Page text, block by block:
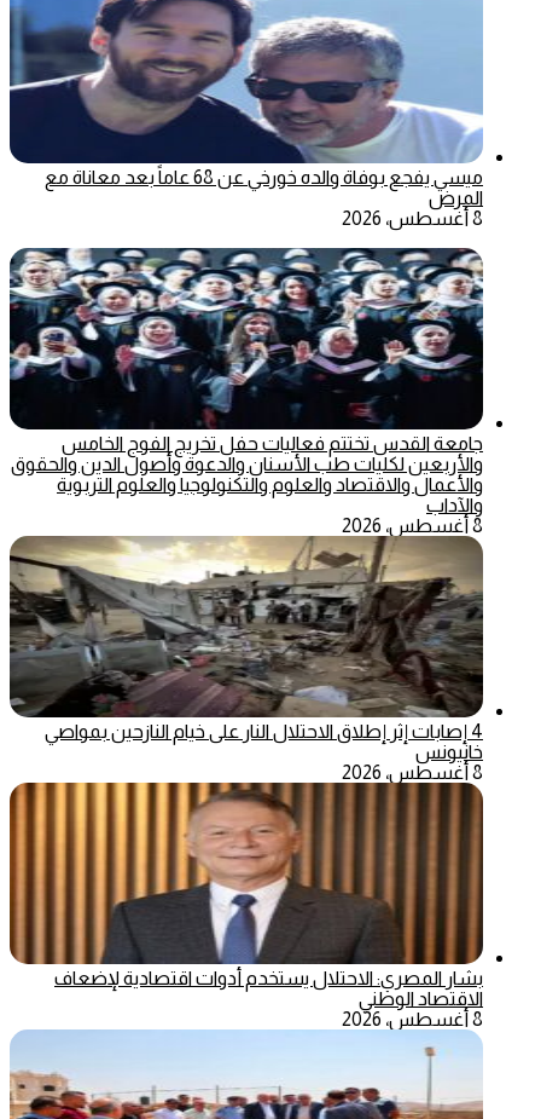
ميسي يفجع بوفاة والده خورخي عن 68 عاماً بعد معاناة مع
المرض
8 أغسطس، 2026
جامعة القدس تختتم فعاليات حفل تخريج الفوج الخامس
والأربعين لكليات طب الأسنان والدعوة وأصول الدين والحقوق
والأعمال والاقتصاد والعلوم والتكنولوجيا والعلوم التربوية
والآداب
8 أغسطس، 2026
4 إصابات إثر إطلاق الاحتلال النار على خيام النازحين بمواصي
خانيونس
8 أغسطس، 2026
بشار المصري: الاحتلال يستخدم أدوات اقتصادية لإضعاف
الاقتصاد الوطني
8 أغسطس، 2026